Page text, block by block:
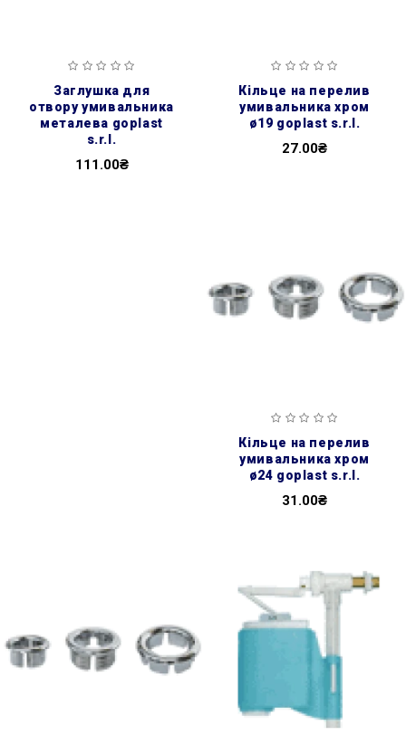
заглушка для
отвору умивальника
металева goplast
s.r.l.
111.00₴
кільце на перелив
умивальника хром
ø19 goplast s.r.l.
27.00₴
кільце на перелив
умивальника хром
ø24 goplast s.r.l.
31.00₴